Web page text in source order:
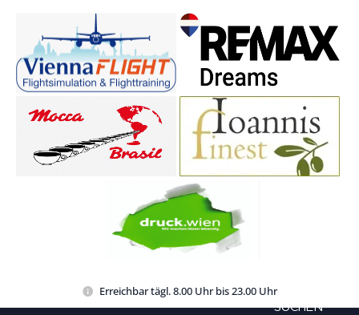
Erreichbar tägl. 8.00 Uhr bis 23.00 Uhr
SUCHEN